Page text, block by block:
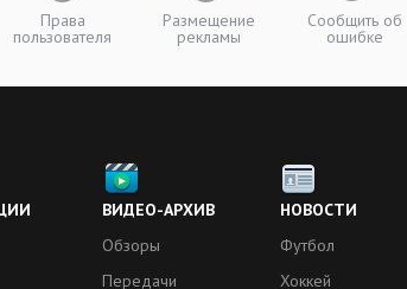
Права
пользователя
Размещение
рекламы
Сообщить об
ошибке
ВИДЕО-АРХИВ
Обзоры
Передачи
НОВОСТИ
Футбол
Хоккей